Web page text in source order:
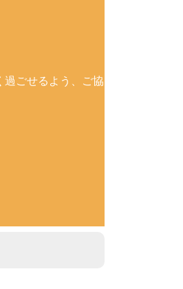
ごせるよう、ご協